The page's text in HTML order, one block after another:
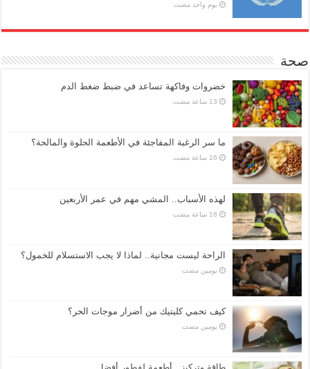
‏يوم واحد مضت
صحة
خضروات وفاكهة تساعد في ضبط ضغط الدم
ما سر الرغبة المفاجئة في الأطعمة الحلوة والمالحة؟
لهذه الأسباب.. المشي مهم في عمر الأربعين
الراحة ليست مجانية.. لماذا لا يجب الاستسلام للخمول؟
‏يومين مضت
كيف تحمي كليتيك من أضرار موجات الحر؟
‏يومين مضت